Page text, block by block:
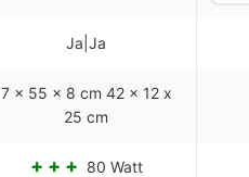
Ja|Ja
7 x 55 x 8 cm 42 x 12 x
25 cm
80 Watt